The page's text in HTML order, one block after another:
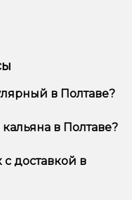
в Полтаве?
Pixtea, Jibiar,
— за богатый
в Полтаве?
90 до 450 грн за
и линейки.
дороже.
с доставкой в